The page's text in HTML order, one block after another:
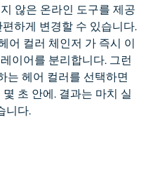
않은 온라인 도구를 제공
하게 변경할 수 있습니다.
어 컬러 체인저 가 즉시 이
이어를 분리합니다. 그런
는 헤어 컬러를 선택하면
몇 초 안에. 결과는 마치 실
니다.